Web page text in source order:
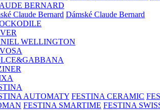
BERNARD
Claude Bernard Dámské Claude Bernard
WELLINGTON
AUTOMATY FESTINA CERAMIC
FESTINA SMARTIME FESTINA